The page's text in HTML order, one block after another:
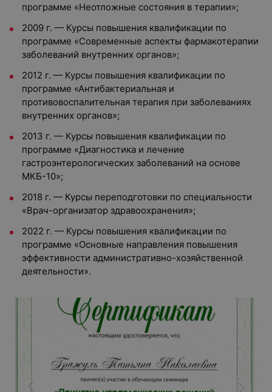
программе «Неотложные состояния в терапии»;
2009 г. — Курсы повышения квалификации по
программе «Современные аспекты фармакотерапии
заболеваний внутренних органов»;
2012 г. — Курсы повышения квалификации по
программе «Антибактериальная и
противовоспалительная терапия при заболеваниях
внутренних органов»;
2013 г. — Курсы повышения квалификации по
программе «Диагностика и лечение
гастроэнтерологических заболеваний на основе
МКБ-10»;
2018 г. — Курсы переподготовки по специальности
«Врач-организатор здравоохранения»;
2022 г. — Курсы повышения квалификации по
программе «Основные направления повышения
эффективности административно-хозяйственной
деятельности».